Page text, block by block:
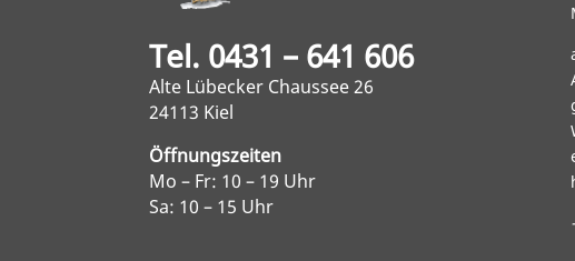
Tel. 0431 – 641 606
Alte Lübecker Chaussee 26
24113 Kiel
Öffnungszeiten
Mo – Fr: 10 – 19 Uhr
Sa: 10 – 15 Uhr